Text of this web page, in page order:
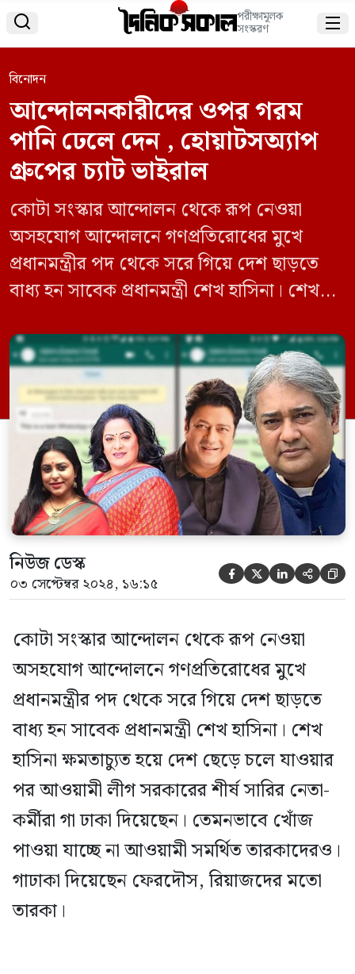
 পরীক্ষামূলক
সংস্করণ 
বিনোদন
আন্দোলনকারীদের ওপর গরম
পানি ঢেলে দেন , হোয়াটসঅ্যাপ
গ্রুপের চ্যাট ভাইরাল
কোটা সংস্কার আন্দোলন থেকে রূপ নেওয়া
অসহযোগ আন্দোলনে গণপ্রতিরোধের মুখে
প্রধানমন্ত্রীর পদ থেকে সরে গিয়ে দেশ ছাড়তে
বাধ্য হন সাবেক প্রধানমন্ত্রী শেখ হাসিনা। শেখ
পর আওয়ামী লীগ সরকারের শীর্ষ সারির নেতা-
কর্মীরা গা ঢাকা দিয়েছেন। তেমনভাবে খোঁজ
পাওয়া যাচ্ছে না আওয়ামী সমর্থিত তারকাদেরও।
গাঢাকা দিয়েছেন ফেরদৌস, রিয়াজদের মতো
তারকা। […]
নিউজ ডেস্ক
০৩ সেপ্টেম্বর ২০২৪, ১৬:১৫     
কোটা সংস্কার আন্দোলন থেকে রূপ নেওয়া
অসহযোগ আন্দোলনে গণপ্রতিরোধের মুখে
প্রধানমন্ত্রীর পদ থেকে সরে গিয়ে দেশ ছাড়তে
বাধ্য হন সাবেক প্রধানমন্ত্রী শেখ হাসিনা। শেখ
হাসিনা ক্ষমতাচ্যুত হয়ে দেশ ছেড়ে চলে যাওয়ার
পর আওয়ামী লীগ সরকারের শীর্ষ সারির নেতা-
কর্মীরা গা ঢাকা দিয়েছেন। তেমনভাবে খোঁজ
পাওয়া যাচ্ছে না আওয়ামী সমর্থিত তারকাদেরও।
গাঢাকা দিয়েছেন ফেরদৌস, রিয়াজদের মতো
তারকা।